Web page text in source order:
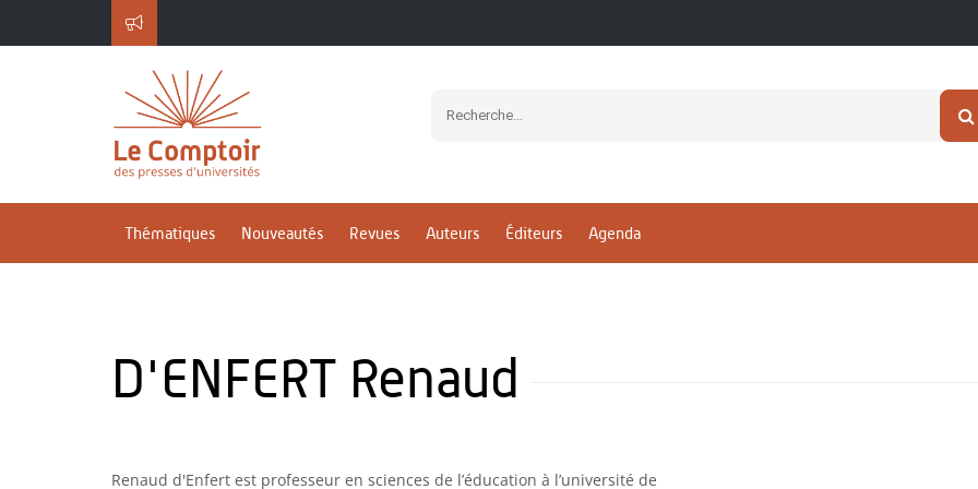
Thématiques Nouveautés Revues Auteurs Éditeurs Agenda
D'ENFERT Renaud
Renaud d'Enfert est professeur en sciences de l’éducation à l’université de